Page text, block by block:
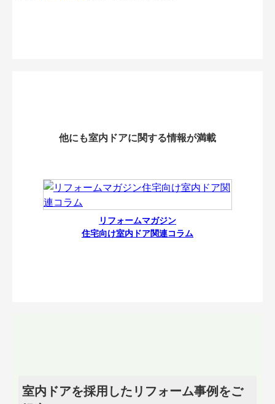
他にも室内ドアに関する情報が満載
リフォームマガジン
住宅向け室内ドア関連コラム
室内ドアを採用したリフォーム事例をご